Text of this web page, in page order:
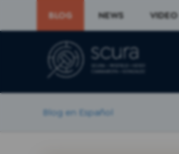
BLOG NEWS VIDEO
Blog en Español